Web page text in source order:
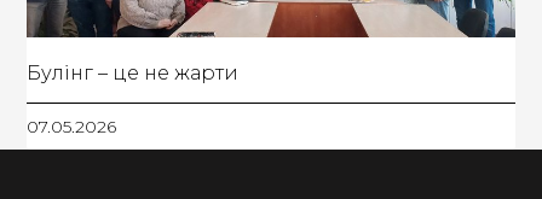
Булінг – це не жарти
07.05.2026